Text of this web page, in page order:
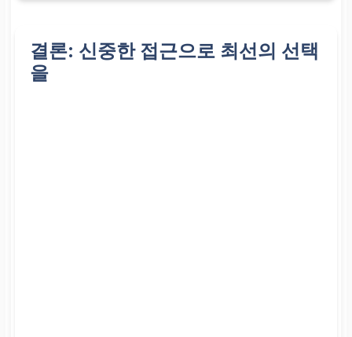
결론: 신중한 접근으로 최선의 선택
을